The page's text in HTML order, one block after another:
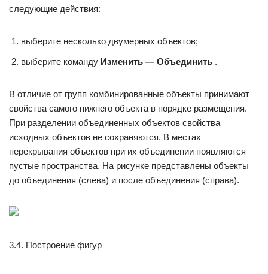
следующие действия:
выберите несколько двумерных объектов;
выберите команду Изменить — Объединить .
В отличие от групп комбинированные объекты принимают
свойства самого нижнего объекта в порядке размещения.
При разделении объединенных объектов свойства
исходных объектов не сохраняются. В местах
перекрывания объектов при их объединении появляются
пустые пространства. На рисунке представлены объекты
до объединения (слева) и после объединения (справа).
3.4. Построение фигур